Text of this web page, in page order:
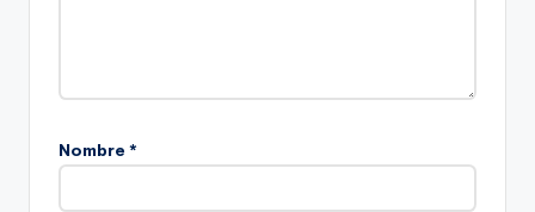
Nombre *